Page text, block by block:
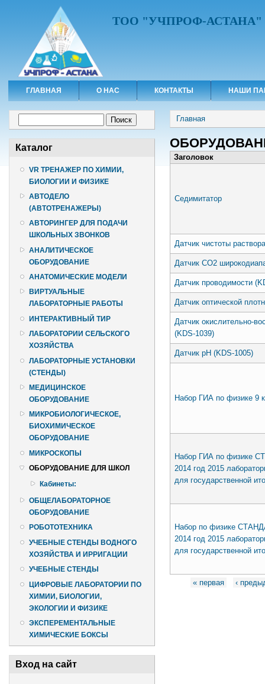
ТОО "УЧПРОФ-АСТАНА"
ГЛАВНАЯ О НАС КОНТАКТЫ НАШИ
Каталог
VR ТРЕНАЖЕР ПО ХИМИИ,
БИОЛОГИИ И ФИЗИКЕ
АВТОДЕЛО
(АВТОТРЕНАЖЕРЫ)
АВТОРИНГЕР ДЛЯ ПОДАЧИ
ШКОЛЬНЫХ ЗВОНКОВ
АНАЛИТИЧЕСКОЕ
ОБОРУДОВАНИЕ
АНАТОМИЧЕСКИЕ МОДЕЛИ
ВИРТУАЛЬНЫЕ
ЛАБОРАТОРНЫЕ РАБОТЫ
ИНТЕРАКТИВНЫЙ ТИР
ЛАБОРАТОРИИ СЕЛЬСКОГО
ХОЗЯЙСТВА
ЛАБОРАТОРНЫЕ УСТАНОВКИ
(СТЕНДЫ)
МЕДИЦИНСКОЕ
ОБОРУДОВАНИЕ
МИКРОБИОЛОГИЧЕСКОЕ,
БИОХИМИЧЕСКОЕ
ОБОРУДОВАНИЕ
МИКРОСКОПЫ
ОБОРУДОВАНИЕ ДЛЯ ШКОЛ
Кабинеты:
ОБЩЕЛАБОРАТОРНОЕ
ОБОРУДОВАНИЕ
РОБОТОТЕХНИКА
УЧЕБНЫЕ СТЕНДЫ ВОДНОГО
ХОЗЯЙСТВА И ИРРИГАЦИИ
УЧЕБНЫЕ СТЕНДЫ
ЦИФРОВЫЕ ЛАБОРАТОРИИ ПО
ХИМИИ, БИОЛОГИИ,
ЭКОЛОГИИ И ФИЗИКЕ
ЭКСПЕРЕМЕНТАЛЬНЫЕ
ХИМИЧЕСКИЕ БОКСЫ
Вход на сайт
Вы здесь
Главная
Заголовок
Седимитатор
Датчик чистоты
Датчик СО2
Датчик проводимости
Датчик оптической
Датчик окислительно-
(KDS-1039)
Датчик pH (KDS-1005)
Набор ГИА по физике
Набор ГИА по физике
2014 год 2015
для государственной
Набор по физике
2014 год 2015
для государственной
Страницы
« первая ‹